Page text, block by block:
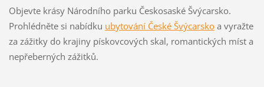
Objevte krásy Národního parku Českosaské Švýcarsko.
Prohlédněte si nabídku ubytování České Švýcarskoa vyražte
za zážitky do krajiny pískovcových skal, romantických míst a
nepřeberných zážitků.